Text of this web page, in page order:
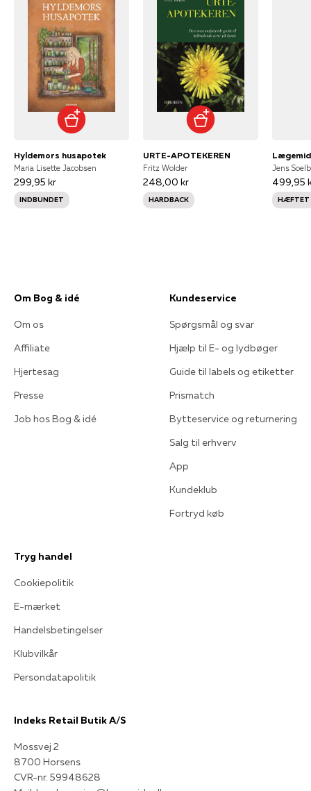
Hyldemors husapotek
Maria Lisette Jacobsen
299,95 kr
INDBUNDET
URTE-APOTEKEREN
Fritz Wolder
248,00 kr
HARDBACK
Jens
499,95
HÆFTET
Om Bog & idé
Om os
Affiliate
Hjertesag
Presse
Job hos Bog & idé
Kundeservice
Spørgsmål og svar
Hjælp til E- og lydbøger
Guide til labels og etiketter
Prismatch
Bytteservice og returnering
Salg til erhverv
App
Kundeklub
Fortryd køb
Tryg handel
Cookiepolitik
E-mærket
Handelsbetingelser
Klubvilkår
Persondatapolitik
Indeks Retail Butik A/S
Mossvej 2
8700 Horsens
CVR-nr. 59948628